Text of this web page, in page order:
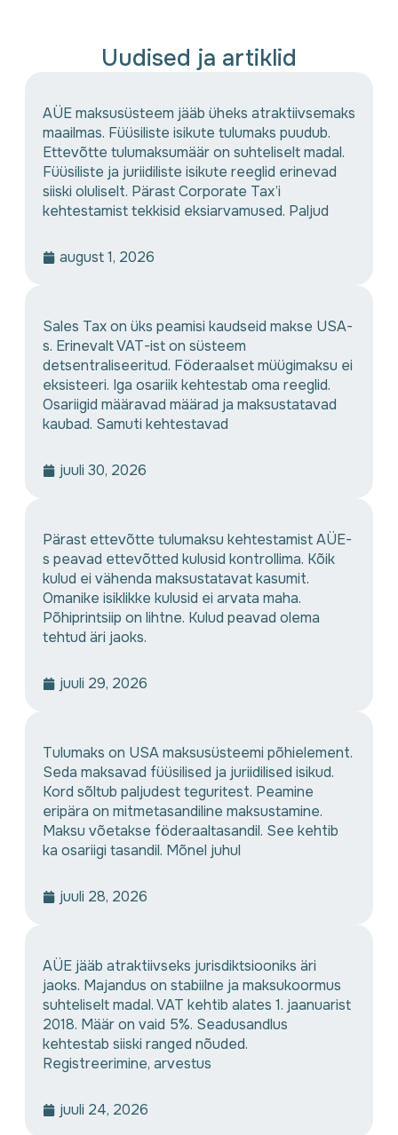
Uudised ja artiklid
AÜE maksusüsteem jääb üheks atraktiivsemaks
maailmas. Füüsiliste isikute tulumaks puudub.
Ettevõtte tulumaksumäär on suhteliselt madal.
Füüsiliste ja juriidiliste isikute reeglid erinevad
siiski oluliselt. Pärast Corporate Tax’i
kehtestamist tekkisid eksiarvamused. Paljud
august 1, 2026
Sales Tax on üks peamisi kaudseid makse USA-
s. Erinevalt VAT-ist on süsteem
detsentraliseeritud. Föderaalset müügimaksu ei
eksisteeri. Iga osariik kehtestab oma reeglid.
Osariigid määravad määrad ja maksustatavad
kaubad. Samuti kehtestavad
juuli 30, 2026
Pärast ettevõtte tulumaksu kehtestamist AÜE-
s peavad ettevõtted kulusid kontrollima. Kõik
kulud ei vähenda maksustatavat kasumit.
Omanike isiklikke kulusid ei arvata maha.
Põhiprintsiip on lihtne. Kulud peavad olema
tehtud äri jaoks.
juuli 29, 2026
Tulumaks on USA maksusüsteemi põhielement.
Seda maksavad füüsilised ja juriidilised isikud.
Kord sõltub paljudest teguritest. Peamine
eripära on mitmetasandiline maksustamine.
Maksu võetakse föderaaltasandil. See kehtib
ka osariigi tasandil. Mõnel juhul
juuli 28, 2026
AÜE jääb atraktiivseks jurisdiktsiooniks äri
jaoks. Majandus on stabiilne ja maksukoormus
suhteliselt madal. VAT kehtib alates 1. jaanuarist
2018. Määr on vaid 5%. Seadusandlus
kehtestab siiski ranged nõuded.
Registreerimine, arvestus
juuli 24, 2026